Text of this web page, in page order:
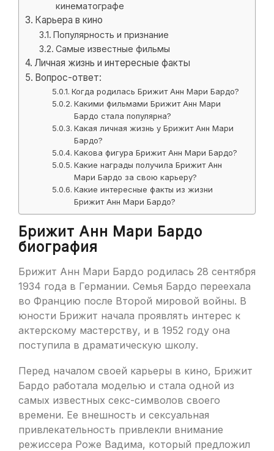
кинематографе
Карьера в кино
Популярность и признание
Самые известные фильмы
Личная жизнь и интересные факты
Вопрос-ответ:
Когда родилась Брижит Анн Мари Бардо?
Какими фильмами Брижит Анн Мари
Бардо стала популярна?
Какая личная жизнь у Брижит Анн Мари
Бардо?
Какова фигура Брижит Анн Мари Бардо?
Какие награды получила Брижит Анн
Мари Бардо за свою карьеру?
Какие интересные факты из жизни
Брижит Анн Мари Бардо?
Брижит Анн Мари Бардо
биография
Брижит Анн Мари Бардо родилась 28 сентября
1934 года в Германии. Семья Бардо переехала
во Францию после Второй мировой войны. В
юности Брижит начала проявлять интерес к
актерскому мастерству, и в 1952 году она
поступила в драматическую школу.
Перед началом своей карьеры в кино, Брижит
Бардо работала моделью и стала одной из
самых известных секс-символов своего
времени. Ее внешность и сексуальная
привлекательность привлекли внимание
режиссера Роже Вадима, который предложил